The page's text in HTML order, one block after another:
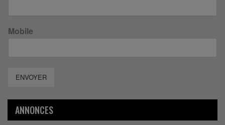
Mobile
ENVOYER
ANNONCES